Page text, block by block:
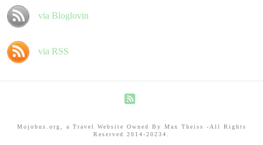
via Bloglovin
via RSS
Mojobus.org, a Travel Website Owned By Max Theiss -All Rights
Reserved 2014-20234.